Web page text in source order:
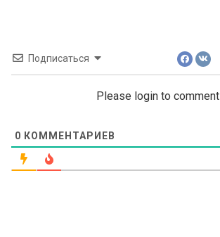
Подписаться
Please login to comment
0 КОММЕНТАРИЕВ